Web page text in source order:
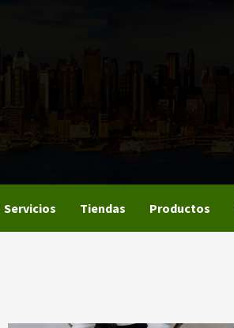
Servicios Tiendas Productos